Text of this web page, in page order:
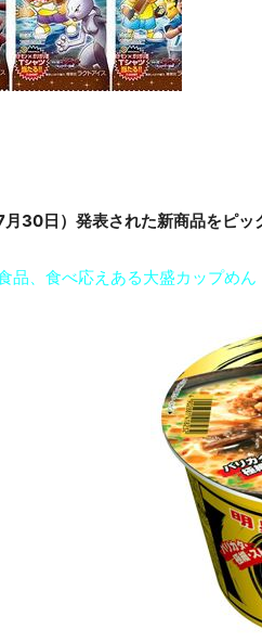
月30日）発表された新商品をピッ
品、食べ応えある大盛カップめ